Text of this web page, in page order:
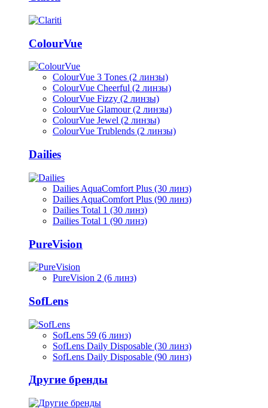
ColourVue
ColourVue 3 Tones (2 линзы)
ColourVue Cheerful (2 линзы)
ColourVue Fizzy (2 линзы)
ColourVue Glamour (2 линзы)
ColourVue Jewel (2 линзы)
ColourVue Trublends (2 линзы)
Dailies
Dailies AquaComfort Plus (30 линз)
Dailies AquaComfort Plus (90 линз)
Dailies Total 1 (30 линз)
Dailies Total 1 (90 линз)
PureVision
PureVision 2 (6 линз)
SofLens
SofLens 59 (6 линз)
SofLens Daily Disposable (30 линз)
SofLens Daily Disposable (90 линз)
Другие бренды